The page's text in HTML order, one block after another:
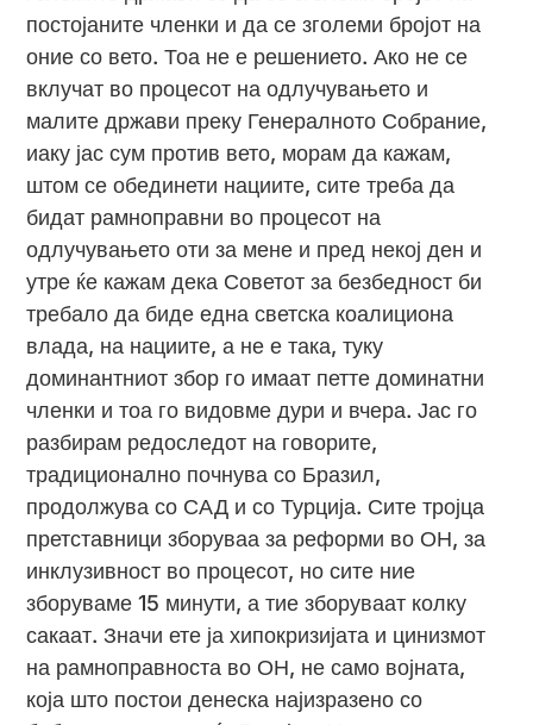
постојаните членки и да се зголеми бројот на
оние со вето. Тоа не е решението. Ако не се
вклучат во процесот на одлучувањето и
малите држави преку Генералното Собрание,
иаку јас сум против вето, морам да кажам,
штом се обединети нациите, сите треба да
бидат рамноправни во процесот на
одлучувањето оти за мене и пред некој ден и
утре ќе кажам дека Советот за безбедност би
требало да биде една светска коалициона
влада, на нациите, а не е така, туку
доминантниот збор го имаат петте доминатни
членки и тоа го видовме дури и вчера. Јас го
разбирам редоследот на говорите,
традиционално почнува со Бразил,
продолжува со САД и со Турција. Сите тројца
претставници зборуваа за реформи во ОН, за
инклузивност во процесот, но сите ние
зборуваме 15 минути, а тие зборуваат колку
сакаат. Значи ете ја хипокризијата и цинизмот
на рамноправноста во ОН, не само војната,
која што постои денеска најизразено со